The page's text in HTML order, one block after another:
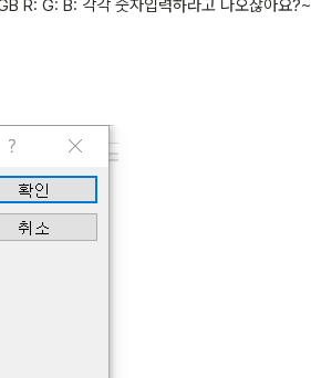
R: G: B: 각각 숫자입력하라고 나오잖아요